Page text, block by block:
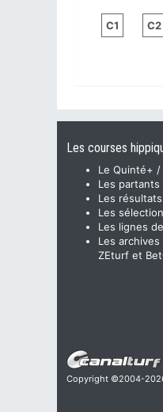
C1 C2
Les courses
Le Quinté+ /
Les
Les
Les
Les lignes
Les
ZEturf et
Copyright ©2004-